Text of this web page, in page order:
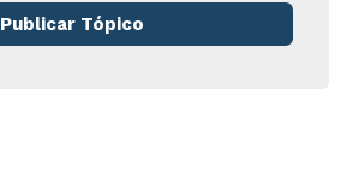
Publicar Tópico